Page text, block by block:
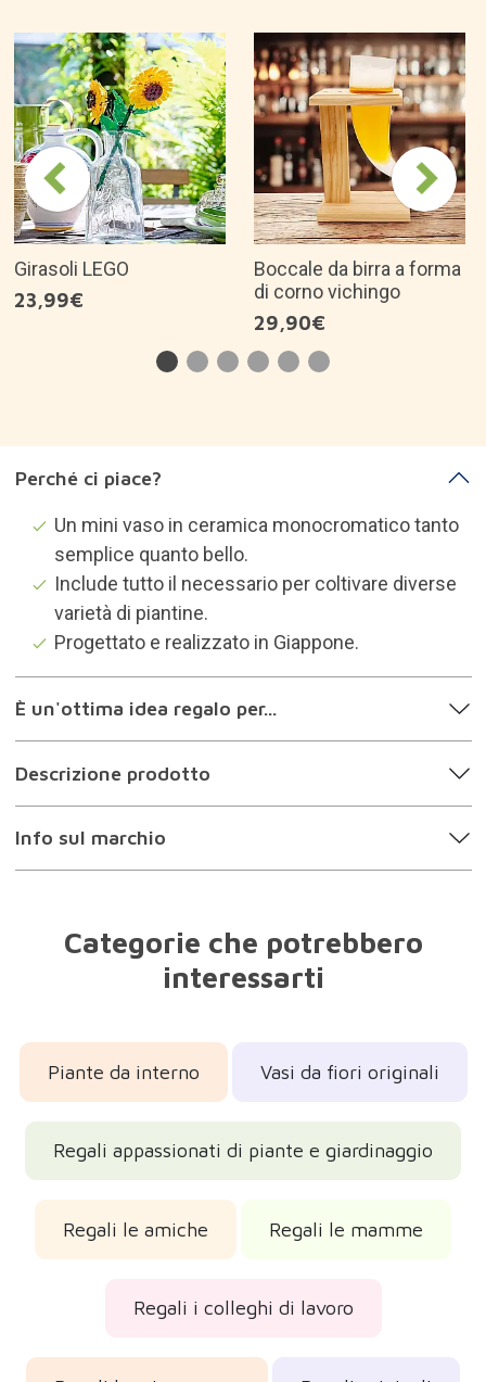
Girasoli LEGO
23,99€
Boccale da birra a forma
di corno vichingo
29,90€
Perché ci piace?
Un mini vaso in ceramica monocromatico tanto
semplice quanto bello.
Include tutto il necessario per coltivare diverse
varietà di piantine.
Progettato e realizzato in Giappone.
È un'ottima idea regalo per...
Descrizione prodotto
Info sul marchio
Categorie che potrebbero
interessarti
Piante da interno Vasi da fiori originali
Regali appassionati di piante e giardinaggio
Regali le amiche Regali le mamme
Regali i colleghi di lavoro